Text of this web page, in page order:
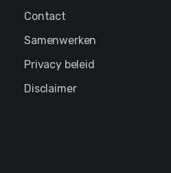
Contact
Samenwerken
Privacy beleid
Disclaimer